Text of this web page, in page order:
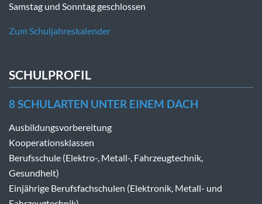
Samstag und Sonntag geschlossen
Zum Schuljahreskalender
SCHULPROFIL
8 SCHULARTEN UNTER EINEM DACH
Ausbildungsvorbereitung
Kooperationsklassen
Berufsschule (Elektro-, Metall-, Fahrzeugtechnik,
Gesundheit)
Einjährige Berufsfachschulen (Elektronik, Metall- und